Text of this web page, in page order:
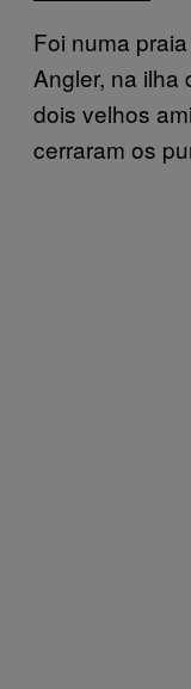
Foi numa
Angler, na ilha
dois velhos
cerraram os